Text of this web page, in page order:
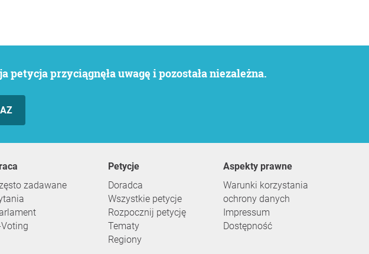
petycja przyciągnęła uwagę i pozostała niezależna.
praca
zadawane
Voting
Petycje
Doradca
Wszystkie petycje
Rozpocznij petycję
Tematy
Regiony
Aspekty prawne
Warunki korzystania
ochrony danych
Impressum
Dostępność